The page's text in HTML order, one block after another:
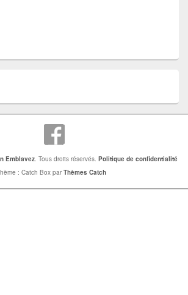
Emblavez. Tous droits réservés. Politique de confidentialité
: Catch Box parThèmes Catch